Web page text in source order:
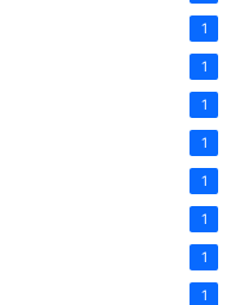
1
1
1
1
1
1
1
1